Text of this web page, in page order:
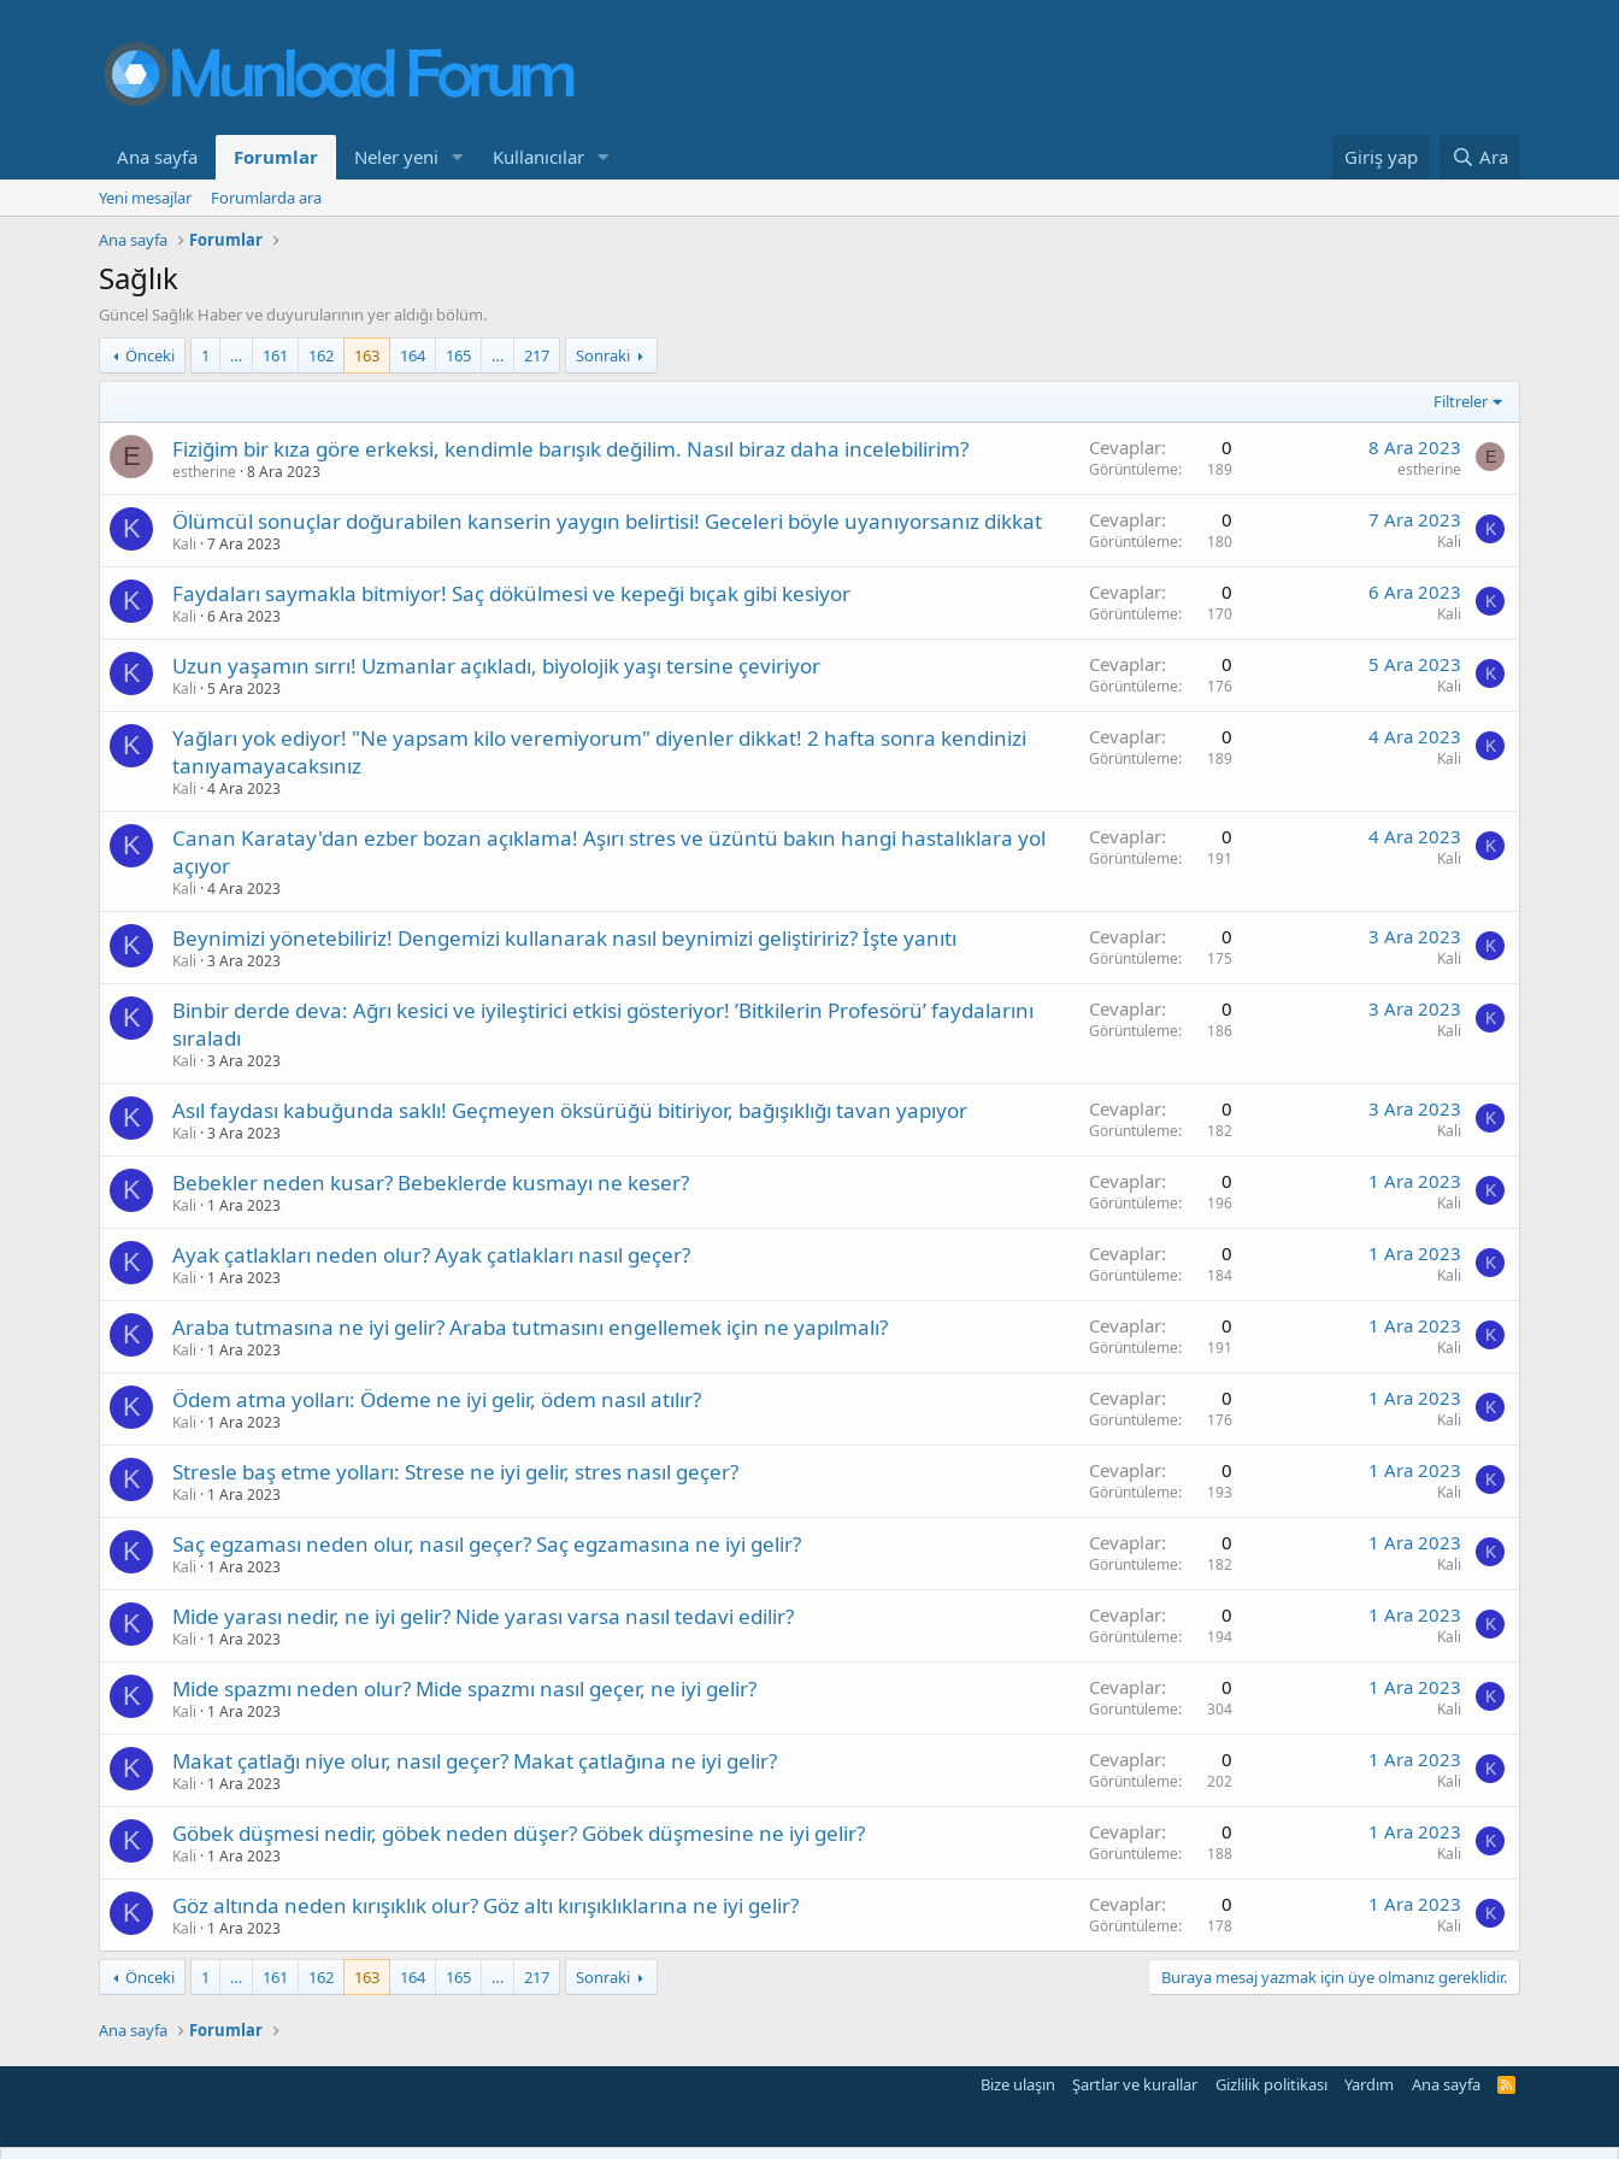
Ana sayfa Forumlar Neler yeni Kullanıcılar Giriş yap Ara
Yeni mesajlar
Forumlarda ara
Ana sayfa
Forumlar
Sağlık
Güncel Sağlık Haber ve duyurularının yer aldığı bölüm.
Önceki
1 … 161 162 163 164 165 … 217 Sonraki
Filtreler
E Fiziğim bir kıza göre erkeksi, kendimle barışık değilim. Nasıl biraz daha incelebilirim?
estherine 8 Ara 2023
Cevaplar 0
Görüntüleme 189
8 Ara 2023
estherine
E
K Ölümcül sonuçlar doğurabilen kanserin yaygın belirtisi! Geceleri böyle uyanıyorsanız dikkat
Kali 7 Ara 2023
Cevaplar 0
Görüntüleme 180
7 Ara 2023
Kali
K
K Faydaları saymakla bitmiyor! Saç dökülmesi ve kepeği bıçak gibi kesiyor
Kali 6 Ara 2023
Cevaplar 0
Görüntüleme 170
6 Ara 2023
Kali
K
K Uzun yaşamın sırrı! Uzmanlar açıkladı, biyolojik yaşı tersine çeviriyor
Kali 5 Ara 2023
Cevaplar 0
Görüntüleme 176
5 Ara 2023
Kali
K
K
Yağları yok ediyor! "Ne yapsam kilo veremiyorum" diyenler dikkat! 2 hafta sonra kendinizi
tanıyamayacaksınız
Kali 4 Ara 2023
Cevaplar 0
Görüntüleme 189
4 Ara 2023
Kali
K
K
Canan Karatay'dan ezber bozan açıklama! Aşırı stres ve üzüntü bakın hangi hastalıklara yol
açıyor
Kali 4 Ara 2023
Cevaplar 0
Görüntüleme 191
4 Ara 2023
Kali
K
K Beynimizi yönetebiliriz! Dengemizi kullanarak nasıl beynimizi geliştiririz? İşte yanıtı
Kali 3 Ara 2023
Cevaplar 0
Görüntüleme 175
3 Ara 2023
Kali
K
K
Binbir derde deva: Ağrı kesici ve iyileştirici etkisi gösteriyor! ’Bitkilerin Profesörü’ faydalarını
sıraladı
Kali 3 Ara 2023
Cevaplar 0
Görüntüleme 186
3 Ara 2023
Kali
K
K Asıl faydası kabuğunda saklı! Geçmeyen öksürüğü bitiriyor, bağışıklığı tavan yapıyor
Kali 3 Ara 2023
Cevaplar 0
Görüntüleme 182
3 Ara 2023
Kali
K
K Bebekler neden kusar? Bebeklerde kusmayı ne keser?
Kali 1 Ara 2023
Cevaplar 0
Görüntüleme 196
1 Ara 2023
Kali
K
K Ayak çatlakları neden olur? Ayak çatlakları nasıl geçer?
Kali 1 Ara 2023
Cevaplar 0
Görüntüleme 184
1 Ara 2023
Kali
K
K Araba tutmasına ne iyi gelir? Araba tutmasını engellemek için ne yapılmalı?
Kali 1 Ara 2023
Cevaplar 0
Görüntüleme 191
1 Ara 2023
Kali
K
K Ödem atma yolları: Ödeme ne iyi gelir, ödem nasıl atılır?
Kali 1 Ara 2023
Cevaplar 0
Görüntüleme 176
1 Ara 2023
Kali
K
K Stresle baş etme yolları: Strese ne iyi gelir, stres nasıl geçer?
Kali 1 Ara 2023
Cevaplar 0
Görüntüleme 193
1 Ara 2023
Kali
K
K Saç egzaması neden olur, nasıl geçer? Saç egzamasına ne iyi gelir?
Kali 1 Ara 2023
Cevaplar 0
Görüntüleme 182
1 Ara 2023
Kali
K
K Mide yarası nedir, ne iyi gelir? Nide yarası varsa nasıl tedavi edilir?
Kali 1 Ara 2023
Cevaplar 0
Görüntüleme 194
1 Ara 2023
Kali
K
K Mide spazmı neden olur? Mide spazmı nasıl geçer, ne iyi gelir?
Kali 1 Ara 2023
Cevaplar 0
Görüntüleme 304
1 Ara 2023
Kali
K
K Makat çatlağı niye olur, nasıl geçer? Makat çatlağına ne iyi gelir?
Kali 1 Ara 2023
Cevaplar 0
Görüntüleme 202
1 Ara 2023
Kali
K
K Göbek düşmesi nedir, göbek neden düşer? Göbek düşmesine ne iyi gelir?
Kali 1 Ara 2023
Cevaplar 0
Görüntüleme 188
1 Ara 2023
Kali
K
K Göz altında neden kırışıklık olur? Göz altı kırışıklıklarına ne iyi gelir?
Kali 1 Ara 2023
Cevaplar 0
Görüntüleme 178
1 Ara 2023
Kali
K
Önceki 1 … 161 162 163 164 165 … 217 Sonraki Buraya mesaj yazmak için üye olmanız gereklidir.
Ana sayfa Forumlar
Bize ulaşın Şartlar ve kurallar Gizlilik politikası Yardım Ana sayfa
R